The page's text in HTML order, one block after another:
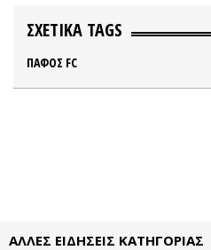
ΣΧΕΤΙΚΑ TAGS
ΠΑΦΟΣ FC
ΑΛΛΕΣ ΕΙΔΗΣΕΙΣ ΚΑΤΗΓΟΡΙΑΣ